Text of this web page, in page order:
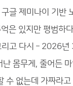
글 제미나이 기반
은 있지만 평범하다
리고 다시 – 2026년
몸무게, 줄어든
수 없는데 가짜라